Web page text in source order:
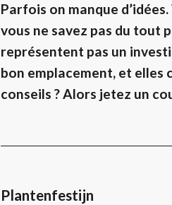
Parfois on manque
vous ne savez pas du tout
représentent pas un
bon emplacement, et elles
conseils ? Alors jetez un
Plantenfestijn